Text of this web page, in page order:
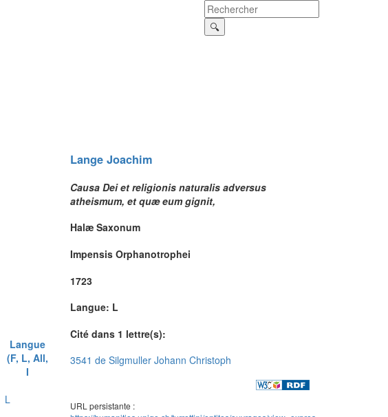
Langue
(F, L, All,
I
L
Lange Joachim
Causa Dei et religionis naturalis adversus
atheismum, et quæ eum gignit,
Halæ Saxonum
Impensis Orphanotrophei
1723
Langue: L
Cité dans 1 lettre(s):
3541 de Silgmuller Johann Christoph
URL persistante :